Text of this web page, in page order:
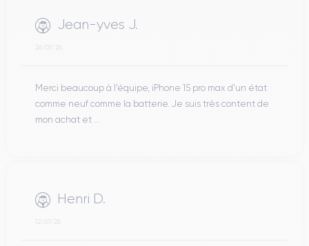
Jean-yves J.
26/07/26
Merci beaucoup à l’équipe, iPhone 15 pro max d’un état
comme neuf comme la batterie. Je suis très content de
mon achat et ...
Henri D.
12/07/26